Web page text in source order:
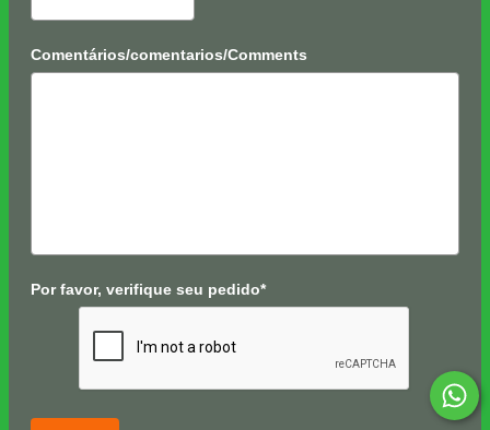
Comentários/comentarios/Comments
Por favor, verifique seu pedido*